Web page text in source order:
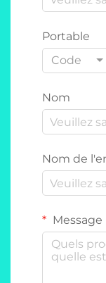
Portable
Code
Nom
Nom de
Message